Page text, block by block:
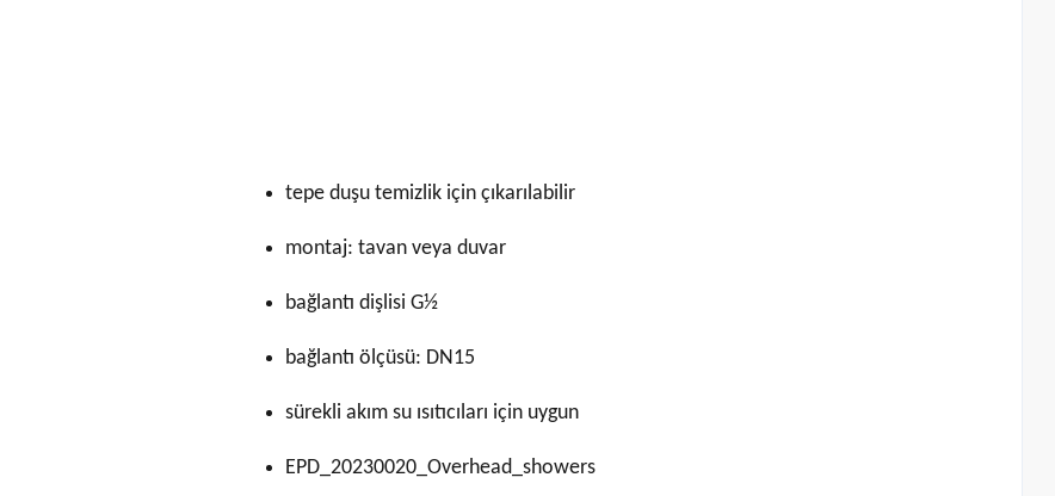
tepe duşu temizlik için çıkarılabilir
montaj: tavan veya duvar
bağlantı dişlisi G½
bağlantı ölçüsü: DN15
sürekli akım su ısıtıcıları için uygun
EPD_20230020_Overhead_showers